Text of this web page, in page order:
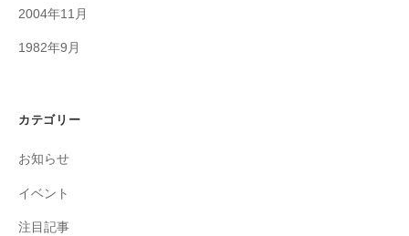
2004年11月
1982年9月
カテゴリー
お知らせ
イベント
注目記事